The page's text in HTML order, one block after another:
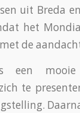
uit Breda
het
de
een mooie
te